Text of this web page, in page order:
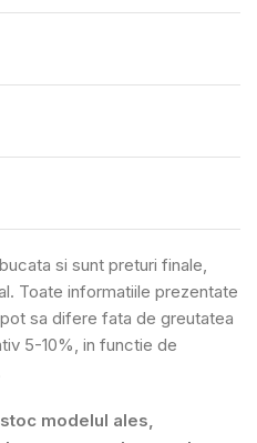
si sunt preturi finale,
Toate informatiile prezentate
sa difere fata de greutatea
5-10%, in functie de
modelul ales,